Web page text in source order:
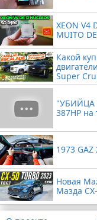
XEON V4
MUITO
Какой
Super
"УБИЙЦА
387HP на
1973 GAZ
Новая
Мазда